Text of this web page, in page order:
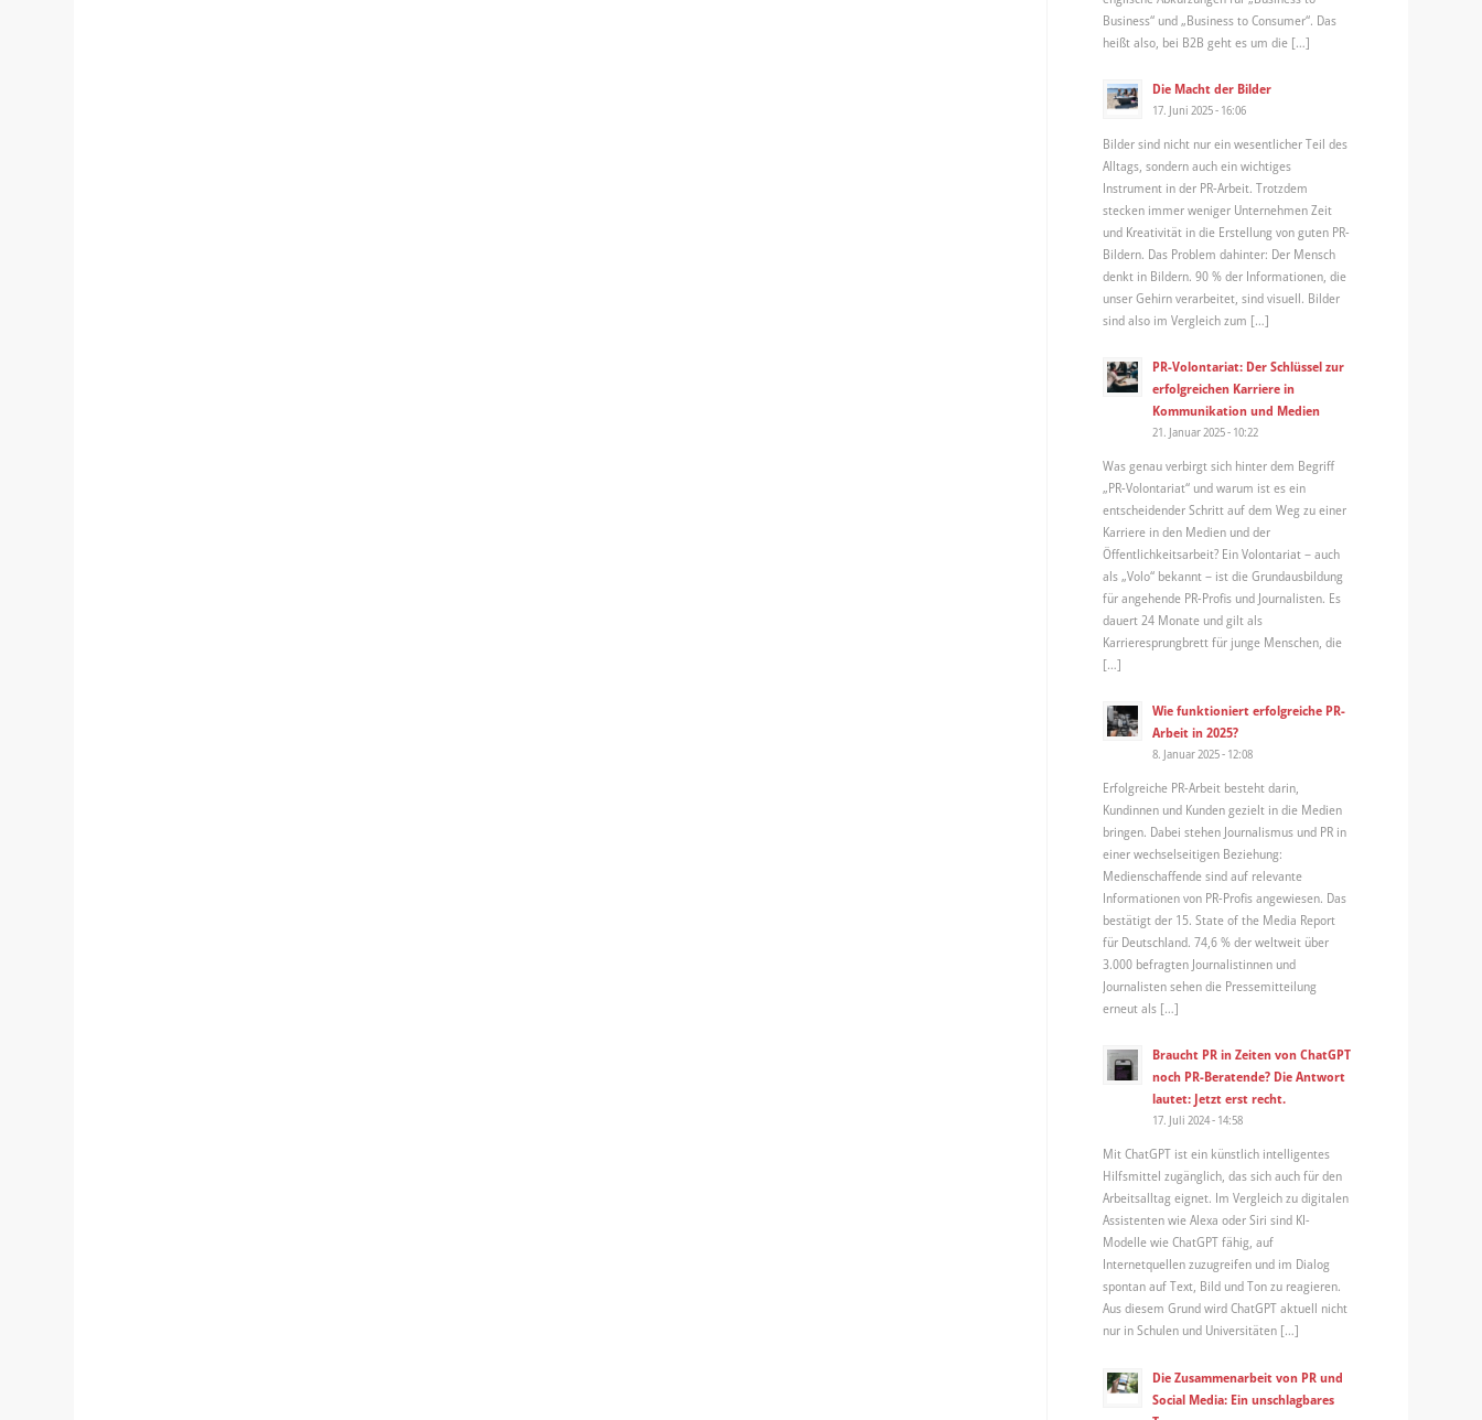
Business“ und „Business to Consumer“. Das
heißt also, bei B2B geht es um die […]
Die Macht der Bilder
17. Juni 2025 - 16:06
Bilder sind nicht nur ein wesentlicher Teil des
Alltags, sondern auch ein wichtiges
Instrument in der PR-Arbeit. Trotzdem
stecken immer weniger Unternehmen Zeit
und Kreativität in die Erstellung von guten PR-
Bildern. Das Problem dahinter: Der Mensch
denkt in Bildern. 90 % der Informationen, die
unser Gehirn verarbeitet, sind visuell. Bilder
sind also im Vergleich zum […]
PR-Volontariat: Der Schlüssel zur
erfolgreichen Karriere in
Kommunikation und Medien
21. Januar 2025 - 10:22
Was genau verbirgt sich hinter dem Begriff
„PR-Volontariat“ und warum ist es ein
entscheidender Schritt auf dem Weg zu einer
Karriere in den Medien und der
Öffentlichkeitsarbeit? Ein Volontariat – auch
als „Volo“ bekannt – ist die Grundausbildung
für angehende PR-Profis und Journalisten. Es
dauert 24 Monate und gilt als
Karrieresprungbrett für junge Menschen, die
[…]
Wie funktioniert erfolgreiche PR-
Arbeit in 2025?
8. Januar 2025 - 12:08
Erfolgreiche PR-Arbeit besteht darin,
Kundinnen und Kunden gezielt in die Medien
bringen. Dabei stehen Journalismus und PR in
einer wechselseitigen Beziehung:
Medienschaffende sind auf relevante
Informationen von PR-Profis angewiesen. Das
bestätigt der 15. State of the Media Report
für Deutschland. 74,6 % der weltweit über
3.000 befragten Journalistinnen und
Journalisten sehen die Pressemitteilung
erneut als […]
Braucht PR in Zeiten von ChatGPT
noch PR-Beratende? Die Antwort
lautet: Jetzt erst recht.
17. Juli 2024 - 14:58
Mit ChatGPT ist ein künstlich intelligentes
Hilfsmittel zugänglich, das sich auch für den
Arbeitsalltag eignet. Im Vergleich zu digitalen
Assistenten wie Alexa oder Siri sind KI-
Modelle wie ChatGPT fähig, auf
Internetquellen zuzugreifen und im Dialog
spontan auf Text, Bild und Ton zu reagieren.
Aus diesem Grund wird ChatGPT aktuell nicht
nur in Schulen und Universitäten […]
Die Zusammenarbeit von PR und
Social Media: Ein unschlagbares